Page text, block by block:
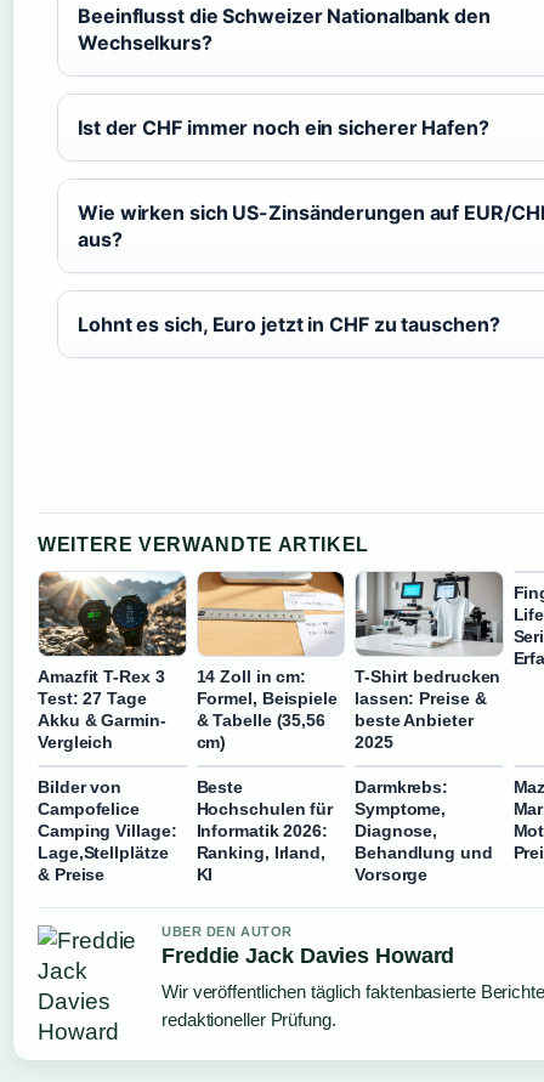
Beeinflusst die Schweizer Nationalbank den
Wechselkurs?
Ist der CHF immer noch ein sicherer Hafen?
Wie wirken sich US-Zinsänderungen auf EUR/
aus?
Lohnt es sich, Euro jetzt in CHF zu tauschen?
WEITERE VERWANDTE ARTIKEL
Amazfit T-Rex 3
Test: 27 Tage
Akku & Garmin-
Vergleich
14 Zoll in cm:
Formel, Beispiele
& Tabelle (35,56
cm)
T-Shirt bedrucken
lassen: Preise &
beste Anbieter
2025
Bilder von
Campofelice
Camping Village:
Lage,Stellplätze
& Preise
Beste
Hochschulen für
Informatik 2026:
Ranking, Irland,
KI
Darmkrebs:
Symptome,
Diagnose,
Behandlung und
Vorsorge
UBER DEN AUTOR
Freddie Jack Davies Howard
Wir veröffentlichen täglich faktenbasierte
redaktioneller Prüfung.